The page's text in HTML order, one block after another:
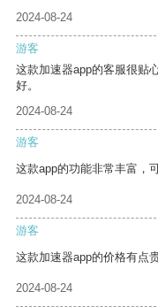
2024-08-24
游客
这款加速器app的客服很贴
好。
2024-08-24
游客
这款app的功能非常丰富，
2024-08-24
游客
这款加速器app的价格有点
2024-08-24